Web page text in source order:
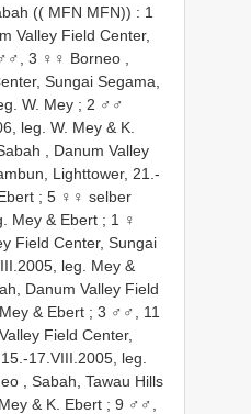
(( MFN MFN)) : 1
Valley Field Center,
3 ♀♀ Borneo ,
Sungai Segama,
W. Mey ; 2 ♂♂
leg. W. Mey & K.
, Danum Valley
Lighttower, 21.-
; 5 ♀♀ selber
Mey & Ebert ; 1 ♀
Field Center, Sungai
leg. Mey &
Danum Valley Field
& Ebert ; 3 ♂♂, 11
Field Center,
17.VIII.2005, leg.
, Sabah, Tawau Hills
& K. Ebert ; 9 ♂♂,